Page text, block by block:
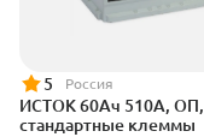
5 Россия
ИСТОК 60Ач 510А, ОП,
стандартные клеммы